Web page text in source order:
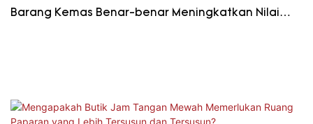
Barang Kemas Benar-benar Meningkatkan Nilai